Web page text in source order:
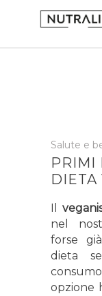
Salute e
PRIMI
DIETA
Il
nel
forse
dieta
opzione